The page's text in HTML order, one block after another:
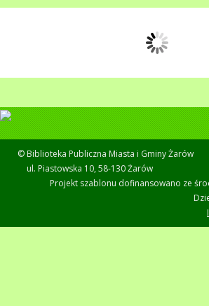
© Biblioteka Publiczna Miasta i Gminy Żarów
ul. Piastowska 10, 58-130 Żarów
Projekt szablonu dofinansowano ze